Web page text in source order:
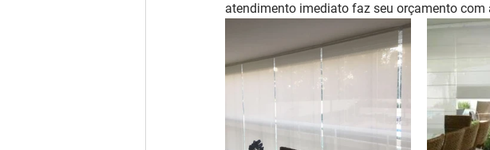
atendimento imediato faz seu orçamento com